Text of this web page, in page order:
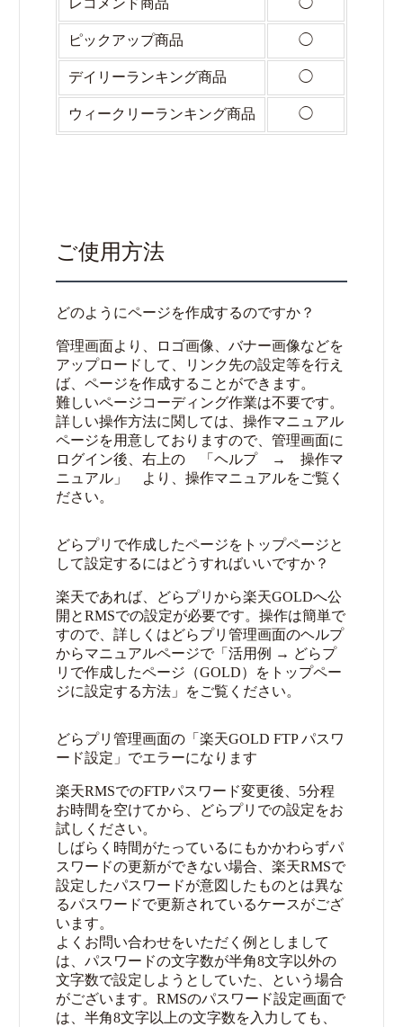
レコメンド商品 ◯
ピックアップ商品 ◯
デイリーランキング商品 ◯
ウィークリーランキング商品 ◯
ご使用方法
どのようにページを作成するのですか？
管理画面より、ロゴ画像、バナー画像などを
アップロードして、リンク先の設定等を行え
ば、ページを作成することができます。
難しいページコーディング作業は不要です。
詳しい操作方法に関しては、操作マニュアル
ページを用意しておりますので、管理画面に
ログイン後、右上の 「ヘルプ → 操作マ
ニュアル」 より、操作マニュアルをご覧く
ださい。
どらプリで作成したページをトップページと
して設定するにはどうすればいいですか？
楽天であれば、どらプリから楽天GOLDへ公
開とRMSでの設定が必要です。操作は簡単で
すので、詳しくはどらプリ管理画面のヘルプ
からマニュアルページで「活用例 → どらプ
リで作成したページ（GOLD）をトップペー
ジに設定する方法」をご覧ください。
どらプリ管理画面の「楽天GOLD FTP パスワ
ード設定」でエラーになります
楽天RMSでのFTPパスワード変更後、5分程
お時間を空けてから、どらプリでの設定をお
試しください。
しばらく時間がたっているにもかかわらずパ
スワードの更新ができない場合、楽天RMSで
設定したパスワードが意図したものとは異な
るパスワードで更新されているケースがござ
います。
よくお問い合わせをいただく例としまして
は、パスワードの文字数が半角8文字以外の
文字数で設定しようとしていた、という場合
がございます。RMSのパスワード設定画面で
は、半角8文字以上の文字数を入力しても、